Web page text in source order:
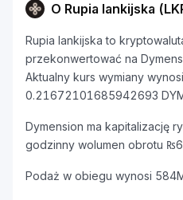
O Rupia lankijska
Rupia lankijska to
przekonwertować na
Aktualny kurs wymiany
0.21672101685942693
Dymension ma kapitalizację
godzinny wolumen obrotu
Podaż w obiegu wynosi